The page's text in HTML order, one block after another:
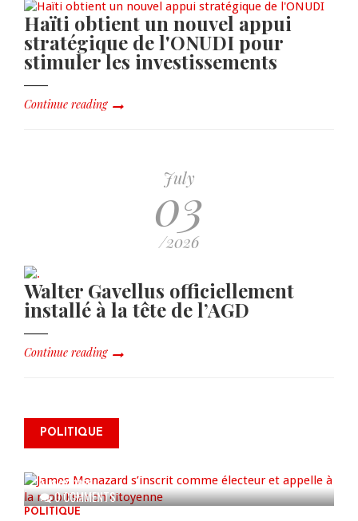
Haïti obtient un nouvel appui
stratégique de l'ONUDI pour
stimuler les investissements
Continue reading
July
03
/2026
Walter Gavellus officiellement
installé à la tête de l’AGD
Continue reading
POLITIQUE
0 COMMENTS
James Monazard s’inscrit comme
électeur et appelle à la
AUG 07, 2026
POLITIQUE